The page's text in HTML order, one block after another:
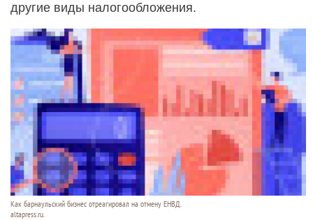
другие виды налогообложения.
Как барнаульский бизнес отреагировал на отмену ЕНВД.
altapress.ru.